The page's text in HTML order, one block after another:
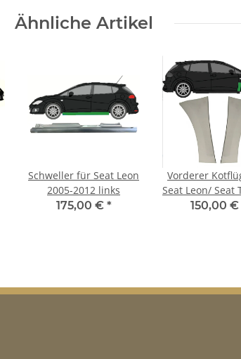
Ähnliche Artikel
Schweller für Seat Leon
2005-2012 links
175,00 € *
Vorderer
Seat Leon/ Seat
2005-2012
150,00 €